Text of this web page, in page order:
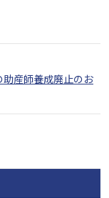
産師養成廃止のお